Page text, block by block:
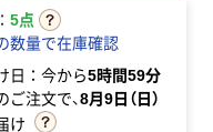
5点
数量で在庫確認
日：今から5時間59分
ご注文で、8月9日（日）
け